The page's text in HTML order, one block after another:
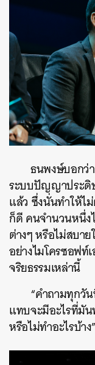
ธนพงษ์บอกว่
ระบบปัญญาประดิ
แล้ว ซึ่งนั่นทำให้ไ
ก็ดี คนจำนวนหนึ่ง
ต่างๆ หรือไม่สบา
อย่างไมโครซอฟท์
จริยธรรมเหล่านี้
“คำถามทุกวัน
แทบจะมีอะไรที่มัน
หรือไม่ทำอะไรบ้าง”